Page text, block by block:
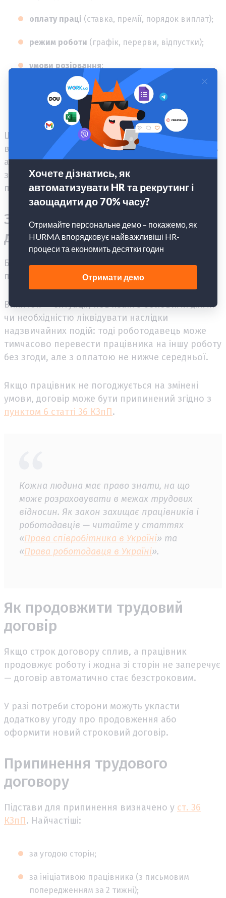
оплату праці (ставка, премії, порядок виплат);
режим роботи (графік, перерви, відпустки);
умови розірвання;
відповідальність сторін
дату і підписи
Шаблон договору можна адаптувати під кожну
вакансію: додати поля для компенсацій, бонусів
або умов дистанційної роботи. Це особливо
зручно для HR-відділів із великою кількістю
позицій.
Зміна умов трудового
договору
Будь-яка зміна істотних умов (зарплата, графік,
посада) можлива лише за згодою сторін.
Виняток — ситуації, пов’язані з бойовими діями
чи необхідністю ліквідувати наслідки
надзвичайних подій: тоді роботодавець може
тимчасово перевести працівника на іншу роботу
без згоди, але з оплатою не нижче середньої.
Якщо працівник не погоджується на змінені
умови, договір може бути припинений згідно з
пунктом 6 статті 36 КЗпП.
Кожна людина має право знати, на що
може розраховувати в межах трудових
відносин. Як закон захищає працівників і
роботодавців — читайте у статтях
«Права співробітника в Україні» та
«Права роботодавця в Україні».
Як продовжити трудовий
договір
Якщо строк договору сплив, а працівник
продовжує роботу і жодна зі сторін не заперечує
— договір автоматично стає безстроковим.
У разі потреби сторони можуть укласти
додаткову угоду про продовження або
оформити новий строковий договір.
Припинення трудового
договору
Підстави для припинення визначено у ст. 36
КЗпП. Найчастіші:
за угодою сторін;
за ініціативою працівника (з письмовим
попередженням за 2 тижні);